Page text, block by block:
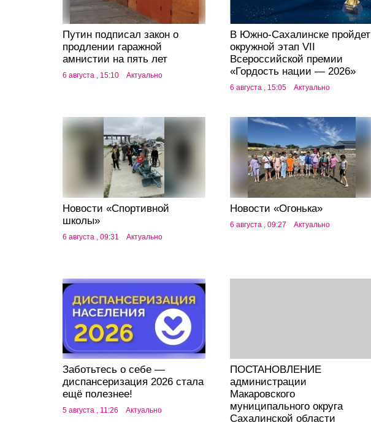
Путин подписал закон о
продлении гаражной
амнистии на пять лет
6 августа , 15:10 Актуально
В Южно-Сахалинске пройдет
окружной этап VII
Всероссийской премии
«Гордость нации — 2026»
6 августа , 15:05 Актуально
Новости «Спортивной
школы»
6 августа , 09:31 Актуально
Новости «Огонька»
6 августа , 09:27 Актуально
Заботьтесь о себе —
диспансеризация 2026 стала
ещё полезнее!
5 августа , 11:26 Актуально
ПОСТАНОВЛЕНИЕ
администрации
Макаровского
муниципального округа
Сахалинской области